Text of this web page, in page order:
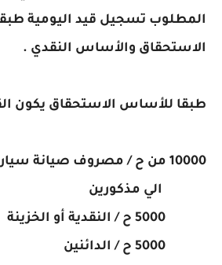
المطلوب تسجيل قيد اليومية
الاستحقاق والأساس النقدي .
طبقا للأساس الاستحقاق يكون
10000 من ح / مصروف صيانة سيارات
الي مذكورين